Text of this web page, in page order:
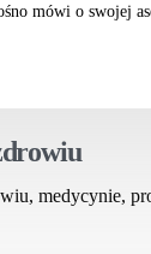
mówi o swojej
medycynie,